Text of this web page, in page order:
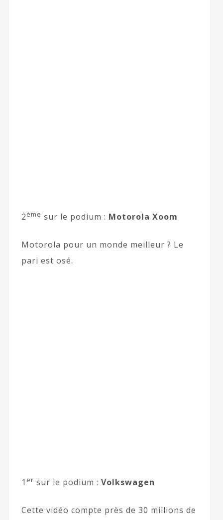
2ème sur le podium : Motorola Xoom
Motorola pour un monde meilleur ? Le
pari est osé.
1 er sur le podium : Volkswagen
Cette vidéo compte près de 30 millions de